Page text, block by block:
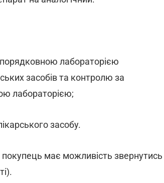
лабораторією
засобів та контролю за
лабораторією;
засобу.
покупець має можливість звернутись